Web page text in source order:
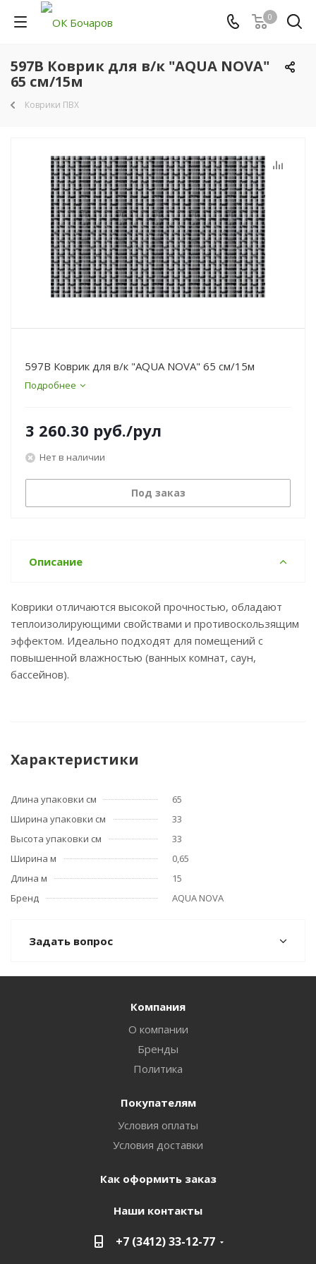
0
597B Коврик для в/к "AQUA NOVA"
65 см/15м
Коврики ПВХ
597B Коврик для в/к "AQUA NOVA" 65 см/15м
Подробнее
3 260.30 руб./рул
Нет в наличии
Под заказ
Описание
Коврики отличаются высокой прочностью, обладают
теплоизолирующими свойствами и противоскользящим
эффектом. Идеально подходят для помещений с
повышенной влажностью (ванных комнат, саун,
бассейнов).
Характеристики
Длина упаковки см
65
Ширина упаковки см
33
Высота упаковки см
33
Ширина м
0,65
Длина м
15
Бренд
AQUA NOVA
Задать вопрос
Компания
О компании
Бренды
Политика
Покупателям
Условия оплаты
Условия доставки
Как оформить заказ
Наши контакты
+7 (3412) 33-12-77